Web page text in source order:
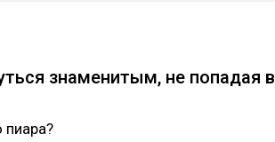
знаменитым, не попадая в
пиара?